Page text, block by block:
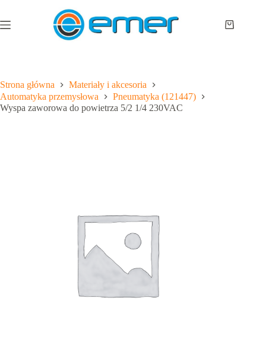
treści
Koszyk
Strona główna
Materiały i akcesoria
Automatyka przemysłowa
Pneumatyka (121447)
Wyspa zaworowa do powietrza 5/2 1/4 230VAC